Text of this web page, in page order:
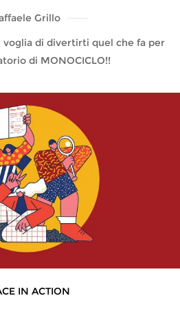
Grillo
voglia di divertirti quel che fa per
di MONOCICLO!!
IN ACTION